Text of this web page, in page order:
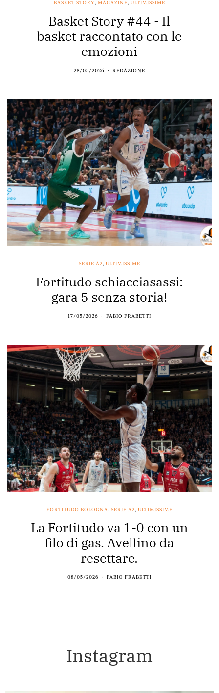
BASKET STORY, MAGAZINE, ULTIMISSIME
Basket Story #44 - Il
basket raccontato con le
emozioni
28/05/2026 REDAZIONE
SERIE A2, ULTIMISSIME
Fortitudo schiacciasassi:
gara 5 senza storia!
17/05/2026 FABIO FRABETTI
FORTITUDO BOLOGNA, SERIE A2, ULTIMISSIME
La Fortitudo va 1-0 con un
filo di gas. Avellino da
resettare.
08/05/2026 FABIO FRABETTI
Instagram